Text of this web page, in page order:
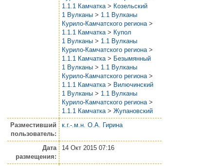
1.1.1 Камчатка > Козельский
1 Вулканы > 1.1 Вулканы
Курило-Камчатского региона >
1.1.1 Камчатка > Купол
1 Вулканы > 1.1 Вулканы
Курило-Камчатского региона >
1.1.1 Камчатка > Безымянный
1 Вулканы > 1.1 Вулканы
Курило-Камчатского региона >
1.1.1 Камчатка > Вилючинский
1 Вулканы > 1.1 Вулканы
Курило-Камчатского региона >
1.1.1 Камчатка > Жупановский
Разместивший
пользователь:
к.г.-.м.н. О.А. Гирина
Дата
размещения:
14 Окт 2015 07:16